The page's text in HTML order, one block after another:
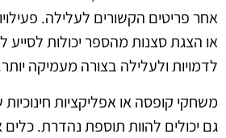
אחר פריטים הקשורים לעלילה.
או הצגת סצנות מהספר יכולות
לדמויות ולעלילה בצורה מעמיקה
משחקי קופסה או אפליקציות
גם יכולים להוות תוספת נהדרת. כלים